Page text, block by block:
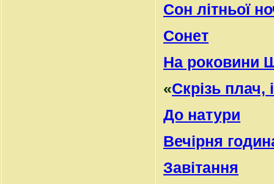
Сон літньої
Сонет
На роковини
«Скрізь плач,
До натури
Вечірня
Завітання